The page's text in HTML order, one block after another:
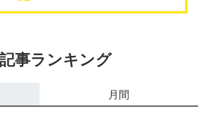
事ランキング
月間